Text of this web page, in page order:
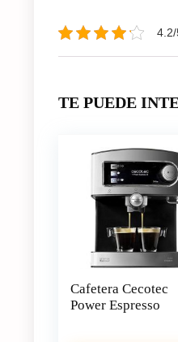
TE PUEDE
Cafetera Cecotec
Power Espresso